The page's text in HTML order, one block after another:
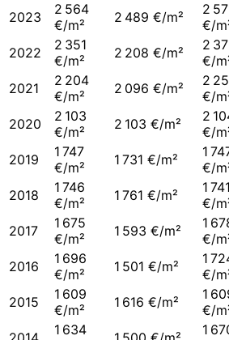
2023
2 564
€/m²
2 489 €/m²
2
€/
2022
2 351
€/m²
2 208 €/m²
2
€/
2021
2 204
€/m²
2 096 €/m²
2
€/
2020
2 103
€/m²
2 103 €/m²
2
€/
2019
1 747
€/m²
1 731 €/m²
1
€/
2018
1 746
€/m²
1 761 €/m²
1 741
€/
2017
1 675
€/m²
1 593 €/m²
1
€/
2016
1 696
€/m²
1 501 €/m²
1
€/
2015
1 609
€/m²
1 616 €/m²
1
€/
1 634
1